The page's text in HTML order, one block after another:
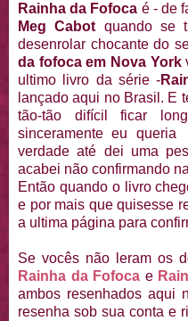
Rainha da Fofoca é - de
Meg Cabot quando se
desenrolar chocante do
da fofoca em Nova York
ultimo livro da série -
lançado aqui no Brasil. E
tão-tão difícil ficar
sinceramente eu
verdade até dei uma
acabei não confirmando
Então quando o livro
e por mais que quisesse
a ultima página para
Se vocês não leram os
Rainha da Fofoca e
ambos resenhados aqui
resenha sob sua conta e